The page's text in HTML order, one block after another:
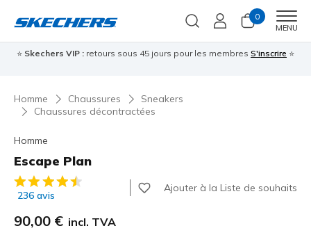
0
MENU
⭐ Skechers VIP : retours sous 45 jours pour les membres S'inscrire ⭐
Homme Chaussures
Sneakers
Chaussures décontractées
Homme
Escape Plan
Évaluation client 4,9 sur 5
236 avis
Ajouter à la Liste de souhaits
90,00 € incl. TVA